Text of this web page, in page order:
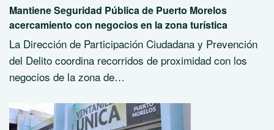
Mantiene Seguridad Pública de Puerto Morelos
acercamiento con negocios en la zona turística
La Dirección de Participación Ciudadana y Prevención
del Delito coordina recorridos de proximidad con los
negocios de la zona de…